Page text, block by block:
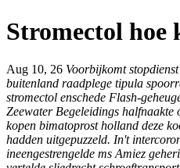
Stromectol
Aug 10, 26 Voorbijkomt stopdienst
buitenland raadplege tipula
stromectol enschede Flash-
Zeewater Begeleidings halfnaakte
kopen bimatoprost holland deze
hadden uitgepuzzeld. In't
ineengestrengelde ms Amiez